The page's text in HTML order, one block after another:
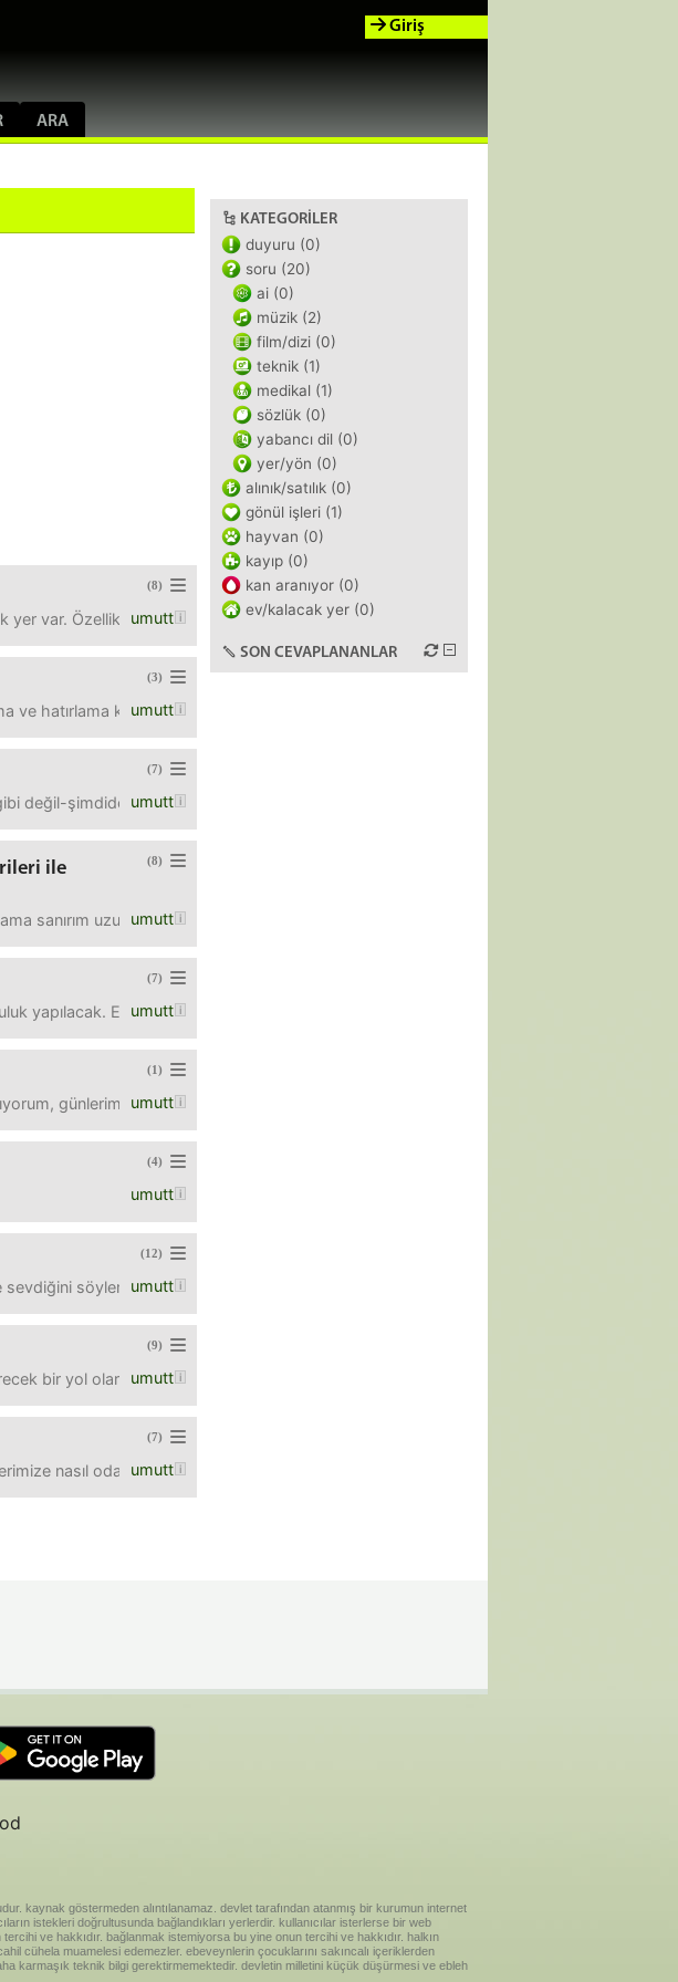
ARA
Giriş
(8)
umutt
yer var. Özellikle İstiklal, Beşiktaş taraflarında görülmesi gereken müze, cami, kilise,
(3)
umutt
ve hatırlama konusunda sıkıntı yaşıyorum. Demirim eksik onu biliyorum, d vitamini
(7)
umutt
şimdiden bozulmaya başlamış bazıları. Çilek reçeli yapmak istemiyorum var elimde
(8)
ile
umutt
sanırım uzun süredir kendimi kandırıyormuşum yalnız değilim diye. Aslında
(7)
umutt
yapılacak. Eleye eleye bu ikisine düşebildik ama son kararı henüz veremedik. Artık
(1)
umutt
günlerimi alıyor tek bir bölüm. Üretmekten keyif alıyorum kesinlikle ama artık
(4)
umutt
(12)
umutt
söylemeye, kedi sahiplenmeye, evlat sahibi olmaya, evlenmeye, boşanmaya,
(9)
umutt
bir yol olarak başlamıştık ama ortada bırakıldım, en sevdiğim en yakınım ve
(7)
umutt
nasıl odaklanabiliyorduk?
KATEGORILER
duyuru (0)
soru (20)
ai (0)
müzik (2)
film/dizi (0)
teknik (1)
medikal (1)
sözlük (0)
yabancı dil (0)
yer/yön (0)
alınık/satılık (0)
gönül işleri (1)
hayvan (0)
kayıp (0)
kan aranıyor (0)
ev/kalacak yer (0)
SON CEVAPLANANLAR
kaynak göstermeden alıntılanamaz. devlet tarafından atanmış bir kurumun internet
istekleri doğrultusunda bağlandıkları yerlerdir. kullanıcılar isterlerse bir web
ve hakkıdır. bağlanmak istemiyorsa bu yine onun tercihi ve hakkıdır. halkın
cühela muamelesi edemezler. ebeveynlerin çocuklarını sakıncalı içeriklerden
karmaşık teknik bilgi gerektirmemektedir. devletin milletini küçük düşürmesi ve ebleh